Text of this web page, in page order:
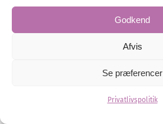
Godkend
Afvis
Se præferencer
Privatlivspolitik